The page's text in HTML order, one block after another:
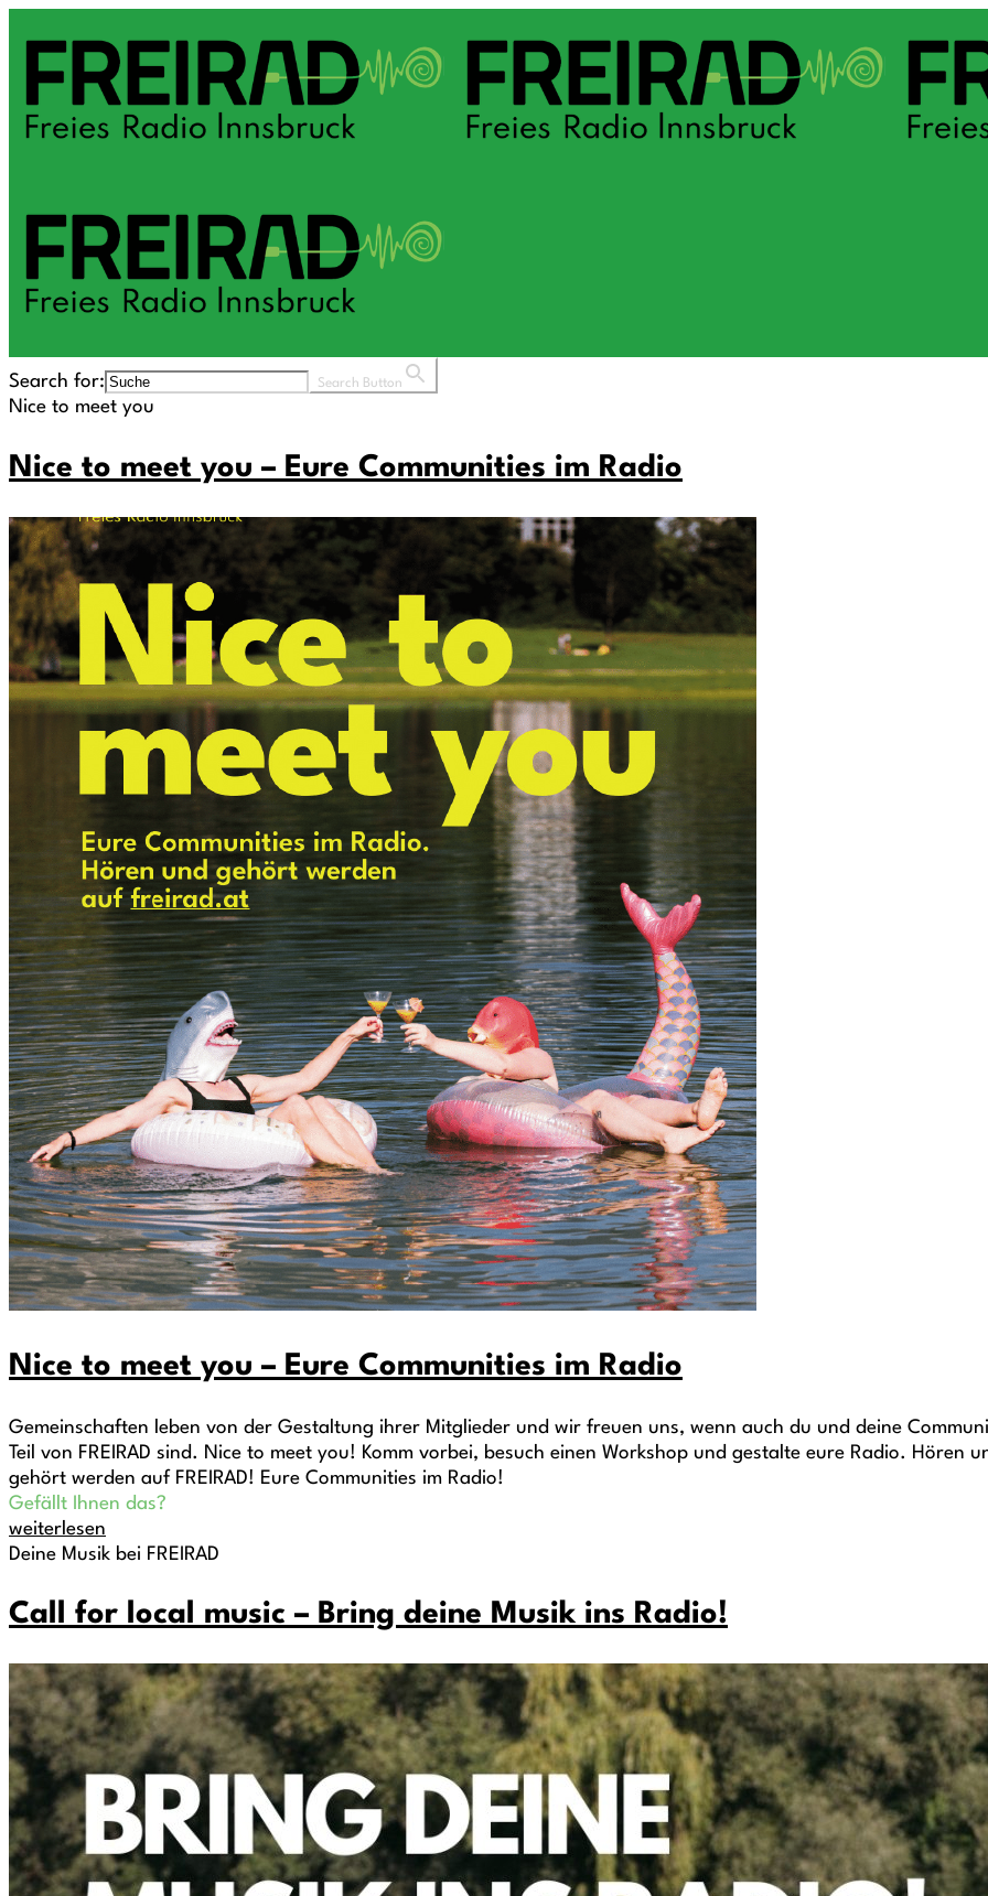
Search for: Search Button
Nice to meet you
Nice to meet you – Eure Communities im Radio
Nice to meet you – Eure Communities im Radio
Gemeinschaften leben von der Gestaltung ihrer Mitglieder und wir freuen uns, wenn auch du und deine
Teil von FREIRAD sind. Nice to meet you! Komm vorbei, besuch einen Workshop und gestalte eure Radio. Hören
gehört werden auf FREIRAD! Eure Communities im Radio!
Gefällt Ihnen das?
weiterlesen
Deine Musik bei FREIRAD
Call for local music – Bring deine Musik ins Radio!